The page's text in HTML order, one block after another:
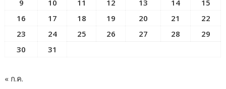
9
10 11 12 13 14
15
16
17 18 19 20 21
22
23
24 25 26 27 28
29
30
31
« ก.ค.